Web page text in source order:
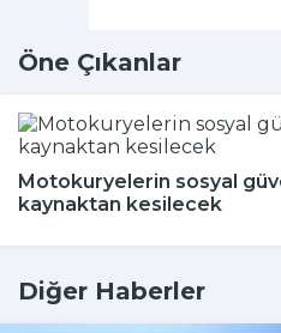
Öne Çıkanlar
Motokuryelerin sosyal
kaynaktan kesilecek
Diğer Haberler